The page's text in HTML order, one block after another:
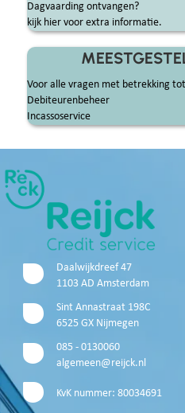
Dagvaarding ontvangen?
kijk hier voor extra informatie.
Voor alle vragen met betrekking
Debiteurenbeheer
Incassoservice
Daalwijkdreef 47
1103 AD Amsterdam
Sint Annastraat 198C
6525 GX Nijmegen
085 - 0130060
algemeen@reijck.nl
KvK nummer: 80034691